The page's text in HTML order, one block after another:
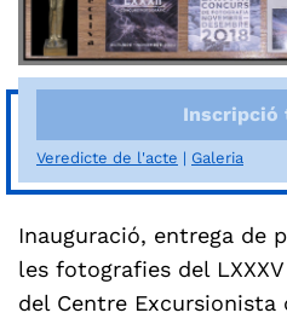
Inscripció
Veredicte de l'acte Galeria
Inauguració, entrega de
les fotografies del
del Centre Excursionista